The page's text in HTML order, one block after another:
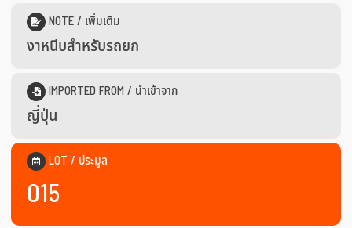
NOTE / เพิ่มเติม
งาหนีบสำหรับรถยก
IMPORTED FROM / นำเข้าจาก
ญี่ปุ่น
LOT / ประมูล
015